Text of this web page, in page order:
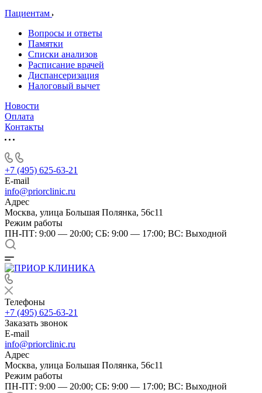
Пациентам
Вопросы и ответы
Памятки
Списки анализов
Расписание врачей
Диспансеризация
Налоговый вычет
Новости
Оплата
Контакты
+7 (495) 625-63-21
E-mail
info@priorclinic.ru
Адрес
Москва, улица Большая Полянка, 56с11
Режим работы
ПН-ПТ: 9:00 — 20:00; СБ: 9:00 — 17:00; ВС: Выходной
Телефоны
+7 (495) 625-63-21
Заказать звонок
E-mail
info@priorclinic.ru
Адрес
Москва, улица Большая Полянка, 56с11
Режим работы
ПН-ПТ: 9:00 — 20:00; СБ: 9:00 — 17:00; ВС: Выходной